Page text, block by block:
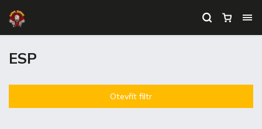
ESP
Otevřít filtr